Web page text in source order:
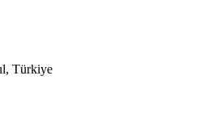
Türkiye